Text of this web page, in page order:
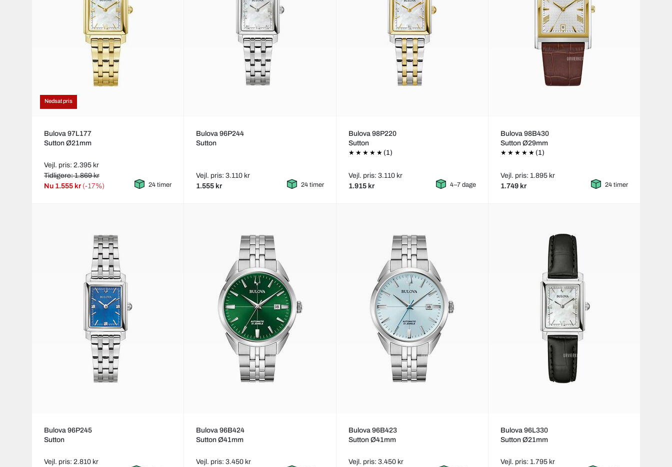
Nedsat pris
Bulova 97L177
Sutton Ø21mm
Vejl. pris: 2.395 kr
Tidligere: 1.869 kr
Nu 1.555 kr (-17%) 24 timer
Bulova 96P244
Sutton
Vejl. pris: 3.110 kr
1.555 kr 24 timer
Bulova 98P220
Sutton
(1)
Vejl. pris: 3.110 kr
1.915 kr 4–7 dage
Bulova 98B430
Sutton Ø29mm
(1)
Vejl. pris: 1.895 kr
1.749 kr 24 timer
Bulova 96P245
Sutton
Vejl. pris: 2.810 kr
Bulova 96B424
Sutton Ø41mm
Vejl. pris: 3.450 kr
Bulova 96B423
Sutton Ø41mm
Vejl. pris: 3.450 kr
Bulova 96L330
Sutton Ø21mm
Vejl. pris: 1.795 kr